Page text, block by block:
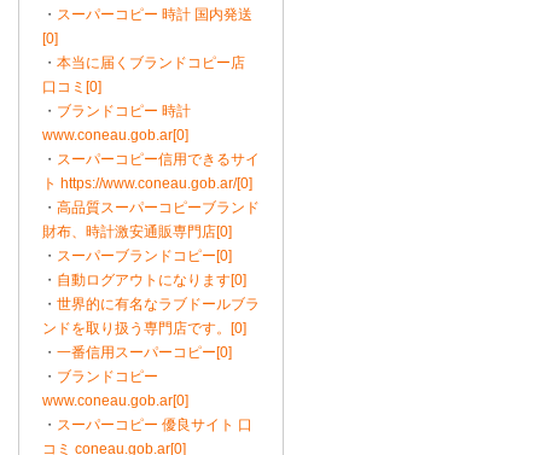
・ スーパーコピー 時計 国内発送
[0]
・ 本当に届くブランドコピー店
口コミ[0]
・ ブランドコピー 時計
www.coneau.gob.ar[0]
・ スーパーコピー信用できるサイ
ト https://www.coneau.gob.ar/[0]
・ 高品質スーパーコピーブランド
財布、時計激安通販専門店[0]
・ スーパーブランドコピー[0]
・ 自動ログアウトになります[0]
・ 世界的に有名なラブドールブラ
ンドを取り扱う専門店です。[0]
・ 一番信用スーパーコピー[0]
・ ブランドコピー
www.coneau.gob.ar[0]
・ スーパーコピー 優良サイト 口
コミ coneau.gob.ar[0]